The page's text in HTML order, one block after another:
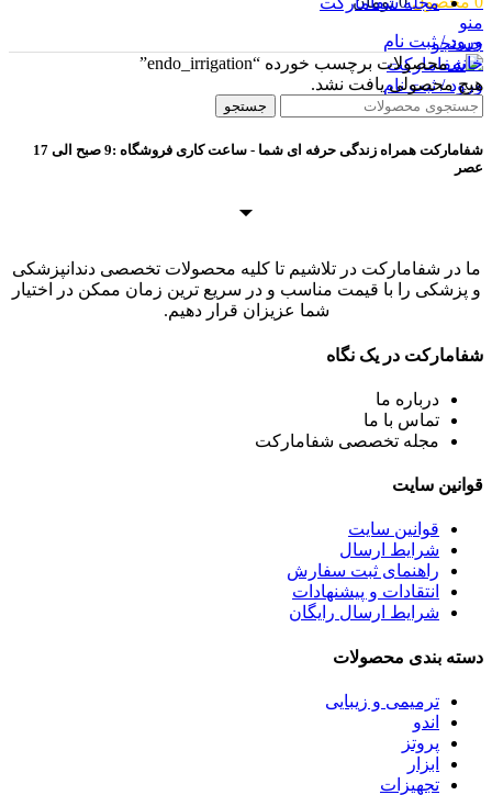
منو
جستجو
ورود / ثبت نام
0 محصول 0 تومان
ورود / ثبت نام
خانهمحصولات برچسب خورده “endo_irrigation”
هیچ محصولی یافت نشد.
جستجو
شفامارکت همراه زندگی حرفه ای شما - ساعت کاری فروشگاه :9 صبح الی 17
عصر
ما در شفامارکت در تلاشیم تا کلیه محصولات تخصصی دندانپزشکی
و پزشکی را با قیمت مناسب و در سریع ترین زمان ممکن در اختیار
شما عزیزان قرار دهیم.
شفامارکت در یک نگاه
درباره ما
تماس با ما
مجله تخصصی شفامارکت
قوانین سایت
قوانین سایت
شرایط ارسال
راهنمای ثبت سفارش
انتقادات و پیشنهادات
شرایط ارسال رایگان
دسته بندی محصولات
ترمیمی و زیبایی
اندو
پروتز
ابزار
تجهیزات